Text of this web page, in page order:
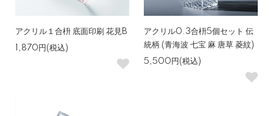
アクリル１合枡 底面印刷 花見B
1,870円(税込)
アクリル0.3合枡5個セット 伝
統柄 (青海波 七宝 麻 唐草 菱紋)
5,500円(税込)